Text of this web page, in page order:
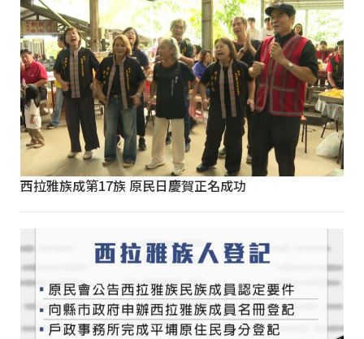
西拉雅族成第17族 原民日慶賀正名成功